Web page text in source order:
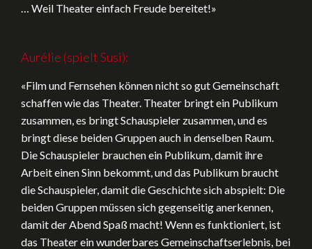
… Weil Theater einfach Freude bereitet!»
Aurélie (spielt Susi):
«Film und Fernsehen können nicht so gut Gemeinschaft
schaffen wie das Theater. Theater bringt ein Publikum
zusammen, es bringt Schauspieler zusammen, und es
bringt diese beiden Gruppen auch in denselben Raum.
Die Schauspieler brauchen ein Publikum, damit ihre
Arbeit einen Sinn bekommt, und das Publikum braucht
die Schauspieler, damit die Geschichte sich abspielt: Die
beiden Gruppen müssen sich gegenseitig anerkennen,
damit der Abend Spaß macht! Wenn es funktioniert, ist
das Theater ein wunderbares Gemeinschaftserlebnis, bei